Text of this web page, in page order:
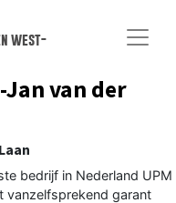
west-
van der
bedrijf in Nederland UPM
vanzelfsprekend garant